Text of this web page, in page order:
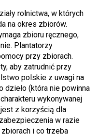
rolnictwa, w których
na okres zbiorów.
zbioru ręcznego,
Plantatorzy
przy zbiorach.
aby zatrudnić przy
polskie z uwagi na
dzieło (która nie powinna
wykonywanej
z korzyścią dla
w razie
i co trzeba